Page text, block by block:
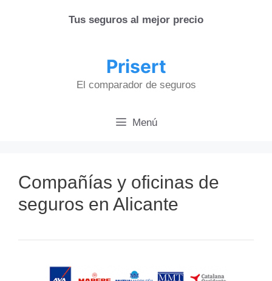
Tus seguros al mejor precio
Prisert
El comparador de seguros
Menú
Compañías y oficinas de
seguros en Alicante